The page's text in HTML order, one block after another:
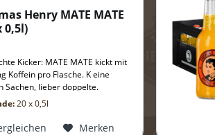
Henry MATE MATE
0,5l)
Kicker: MATE MATE kickt mit
Koffein pro Flasche. K eine
Sachen, lieber doppelte.
20 x 0,5l
Merken